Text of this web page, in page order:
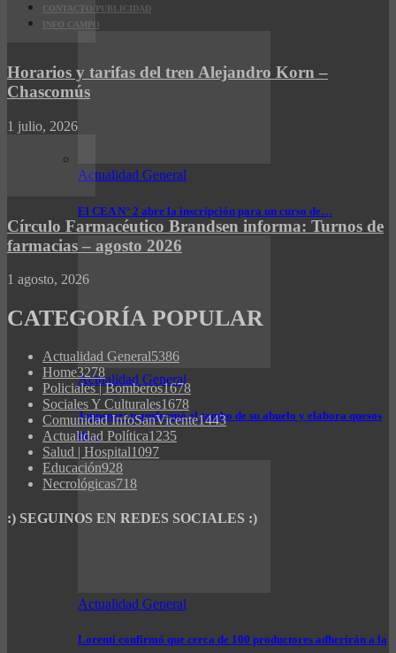
CONTACTO/PUBLICIDAD
INFO CAMPO
Actualidad General
El CEA N° 2 abre la inscripción para un curso de…
Actualidad General
Jeppener: transformó el tambo de su abuelo y elabora quesos
de…
Actualidad General
Lorenti confirmó que cerca de 100 productores adherirán a la
Horarios y tarifas del tren Alejandro Korn –
Chascomús
1 julio, 2026
Círculo Farmacéutico Brandsen informa: Turnos de
farmacias – agosto 2026
1 agosto, 2026
CATEGORÍA POPULAR
Actualidad General5386
Home3278
Policiales | Bomberos1678
Sociales Y Culturales1678
Comunidad InfoSanVicente1443
Actualidad Política1235
Salud | Hospital1097
Educación928
Necrológicas718
:) SEGUINOS EN REDES SOCIALES :)